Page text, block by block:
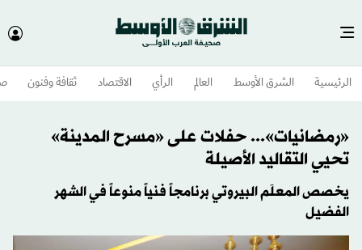
الرئيسية الشرق الأوسط​ العالم الرأي الاقتصاد ثقافة وفنون
«رمضانيات»... حفلات على «مسرح المدينة»
تحيي التقاليد الأصيلة
يخصص المعلَم البيروتي برنامجاً فنياً منوعاً في الشهر
الفضيل